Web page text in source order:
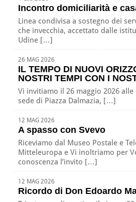
Incontro domiciliarità e
Linea condivisa a sostegno dei
che invecchia, accettato dalle
Udine […]
26 MAG 2026
IL TEMPO DI NUOVI
NOSTRI TEMPI CON I
Vi invitiamo il 26 maggio 2026 alle
sede di Piazza Dalmazia, […]
12 MAG 2026
A spasso con Svevo
Riceviamo dal Museo Postale e
Mitteleuropa e Vi inoltriamo per
conoscenza l’invito […]
12 MAG 2026
Ricordo di Don Edoardo